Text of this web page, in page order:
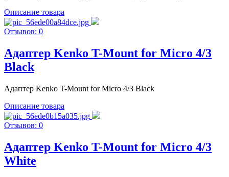
Описание товара
Отзывов: 0
Адаптер Kenko T-Mount for Micro 4/3
Black
Адаптер Kenko T-Mount for Micro 4/3 Black
Описание товара
Отзывов: 0
Адаптер Kenko T-Mount for Micro 4/3
White